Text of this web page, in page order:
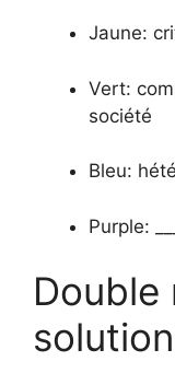
Jaune:
Vert:
société
Bleu:
Purple:
Double